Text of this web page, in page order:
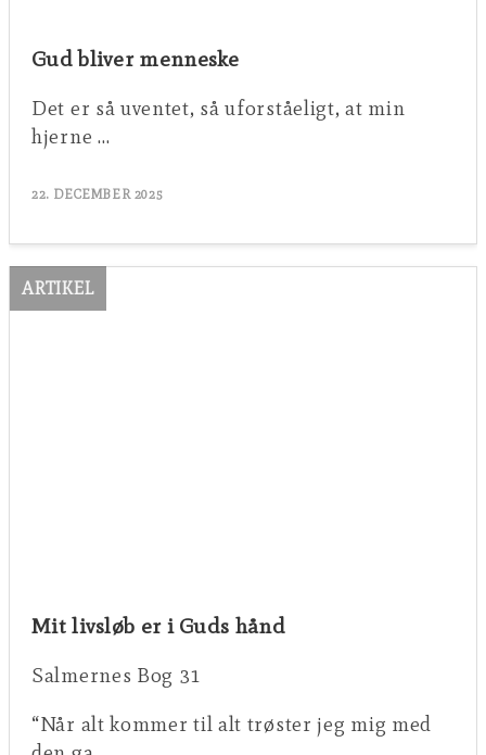
Gud bliver menneske
Det er så uventet, så uforståeligt, at min
hjerne …
22. DECEMBER 2025
ARTIKEL
Mit livsløb er i Guds hånd
Salmernes Bog 31
“Når alt kommer til alt trøster jeg mig med